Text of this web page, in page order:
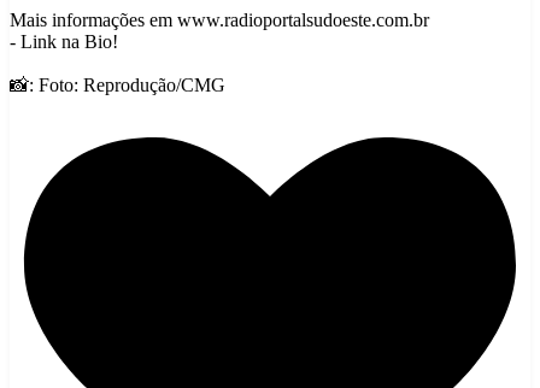
Mais informações em www.radioportalsudoeste.com.br
- Link na Bio!
📸: Foto: Reprodução/CMG